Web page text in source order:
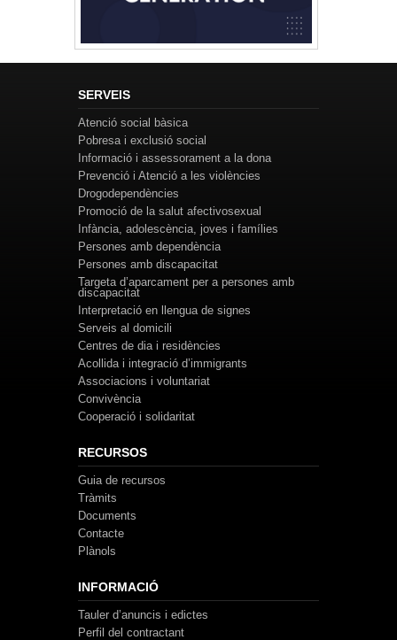
SERVEIS
Atenció social bàsica
Pobresa i exclusió social
Informació i assessorament a la dona
Prevenció i Atenció a les violències
Drogodependències
Promoció de la salut afectivosexual
Infància, adolescència, joves i famílies
Persones amb dependència
Persones amb discapacitat
Targeta d’aparcament per a persones amb
discapacitat
Interpretació en llengua de signes
Serveis al domicili
Centres de dia i residències
Acollida i integració d’immigrants
Associacions i voluntariat
Convivència
Cooperació i solidaritat
RECURSOS
Guia de recursos
Tràmits
Documents
Contacte
Plànols
INFORMACIÓ
Tauler d’anuncis i edictes
Perfil del contractant